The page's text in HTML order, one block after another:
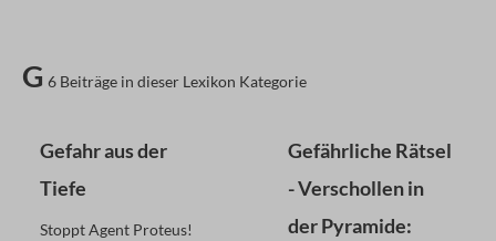
G 6 Beiträge in dieser Lexikon Kategorie
Gefahr aus der
Tiefe
Stoppt Agent Proteus!
Gefährliche Rätsel
- Verschollen in
der Pyramide: